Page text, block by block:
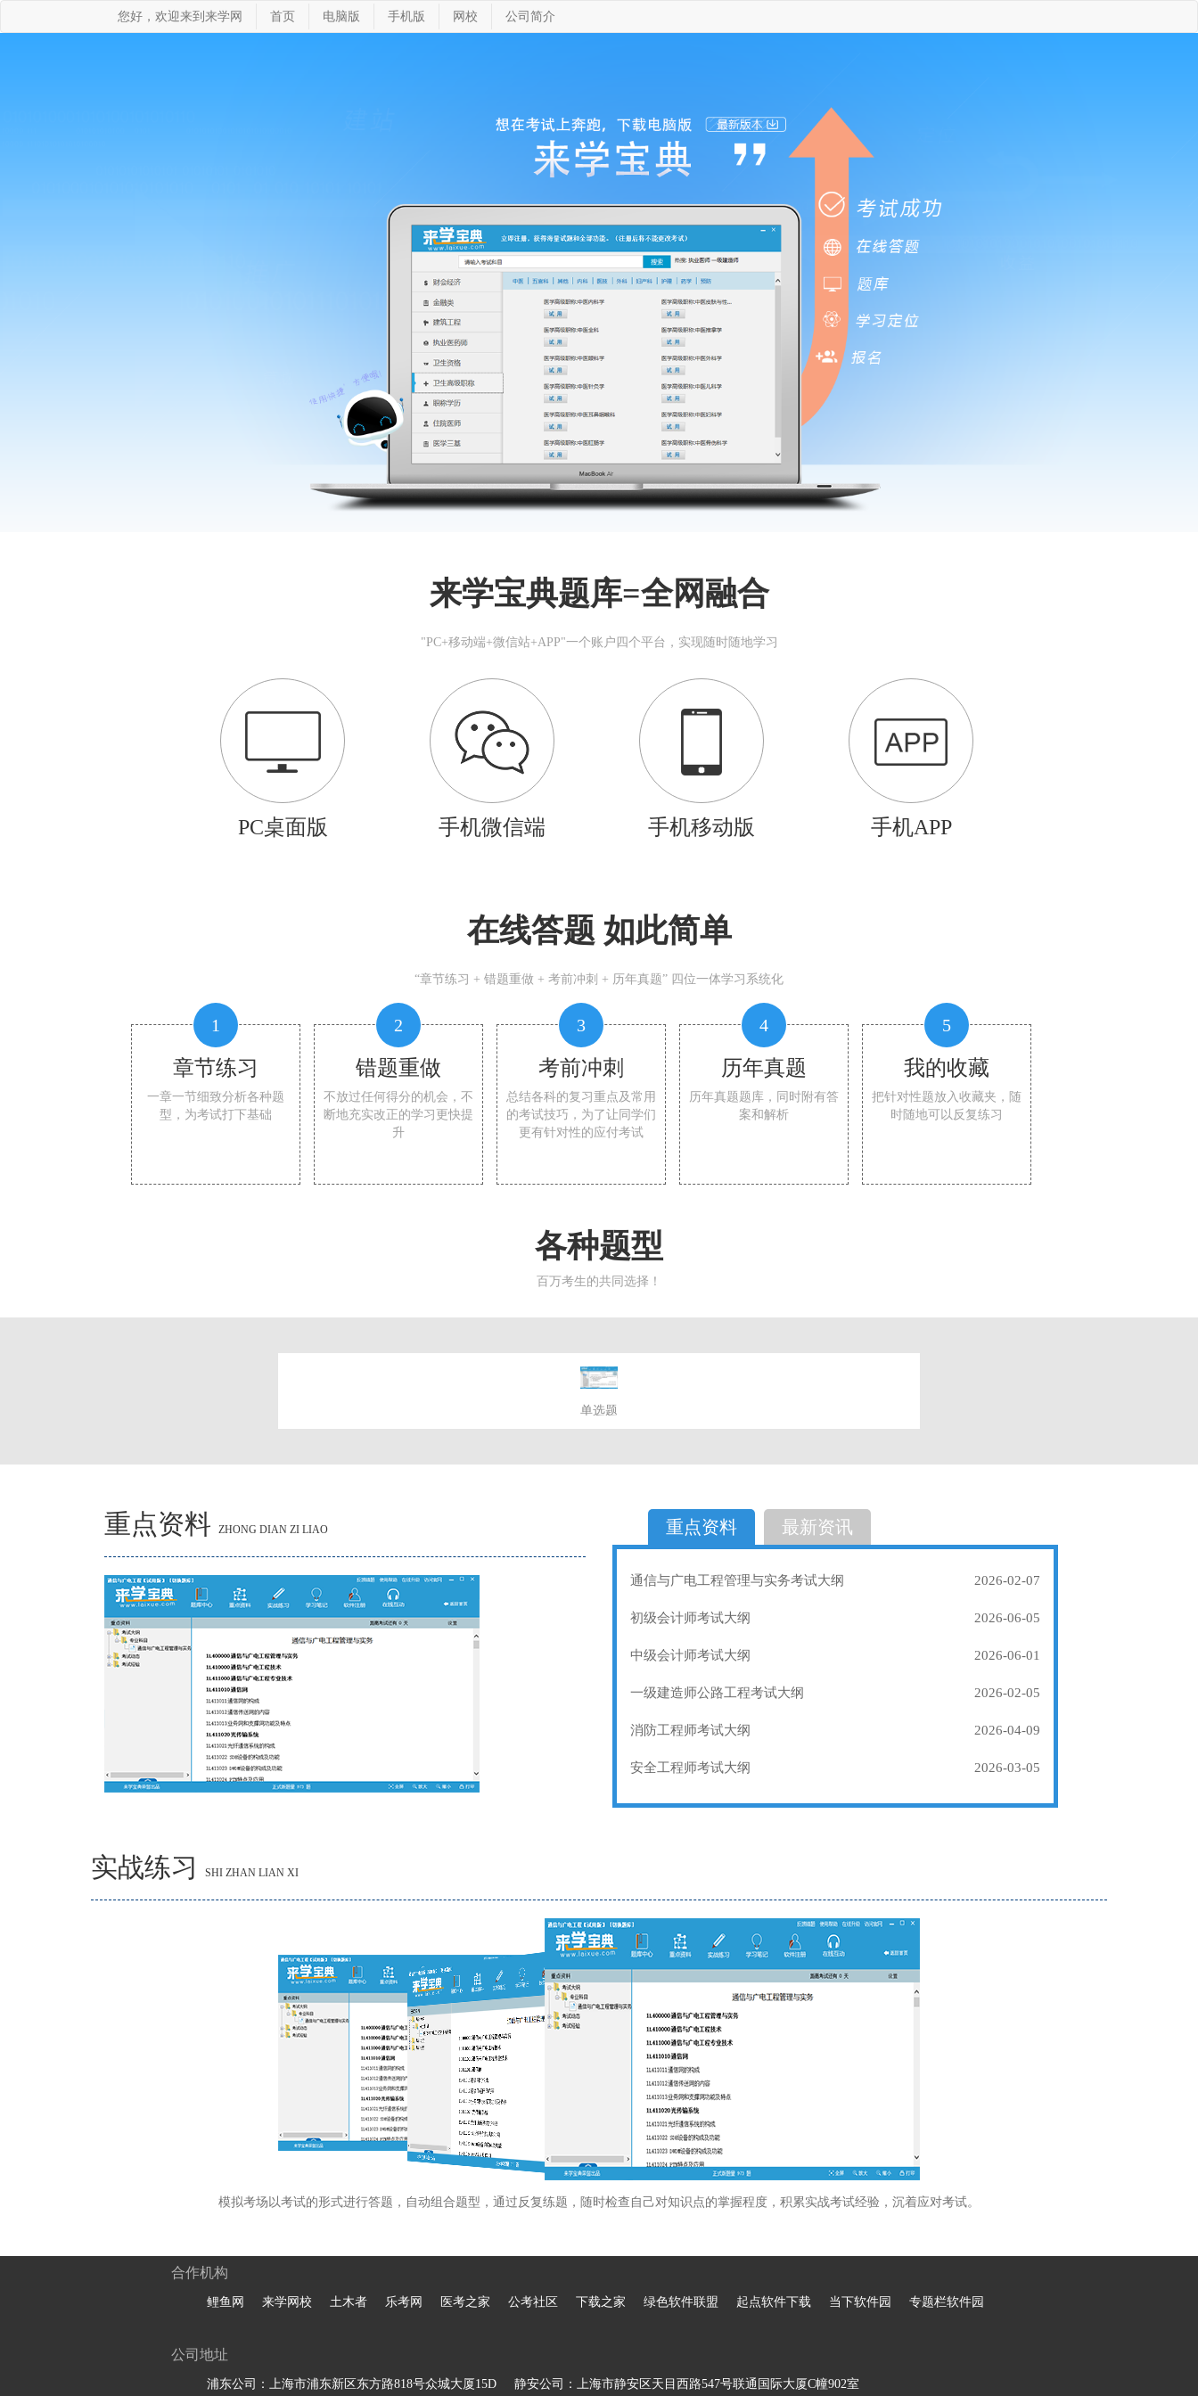
您好，欢迎来到来学网 首页 电脑版 手机版 网校 公司简介
来学宝典题库=全网融合
"PC+移动端+微信站+APP"一个账户四个平台，实现随时随地学习
PC桌面版 手机微信端 手机移动版 手机APP
在线答题 如此简单
“章节练习 + 错题重做 + 考前冲刺 + 历年真题” 四位一体学习系统化
1
章节练习
一章一节细致分析各种题
型，为考试打下基础
2
错题重做
不放过任何得分的机会，不
断地充实改正的学习更快提
升
3
考前冲刺
总结各科的复习重点及常用
的考试技巧，为了让同学们
更有针对性的应付考试
4
历年真题
历年真题题库，同时附有答
案和解析
5
我的收藏
把针对性题放入收藏夹，随
时随地可以反复练习
各种题型
百万考生的共同选择！
单选题
选择题
重点资料 ZHONG DIAN ZI LIAO 重点资料 最新资讯
通信与广电工程管理与实务考试大纲 2026-02-07
初级会计师考试大纲 2026-06-05
中级会计师考试大纲 2026-06-01
一级建造师公路工程考试大纲 2026-02-05
消防工程师考试大纲 2026-04-09
安全工程师考试大纲 2026-03-05
实战练习 SHI ZHAN LIAN XI
模拟考场以考试的形式进行答题，自动组合题型，通过反复练题，随时检查自己对知识点的掌握程度，积累实战考试经验，沉着应对考试。
合作机构
鲤鱼网 来学网校 土木者 乐考网 医考之家 公考社区 下载之家 绿色软件联盟 起点软件下载 当下软件园 专题栏软件园
公司地址
浦东公司：上海市浦东新区东方路818号众城大厦15D 静安公司：上海市静安区天目西路547号联通国际大厦C幢902室